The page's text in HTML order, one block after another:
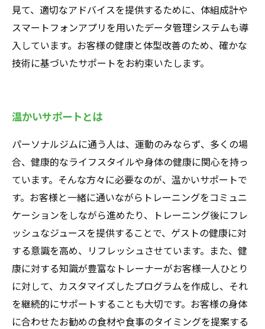
見て、適切なアドバイスを提供するために、体組成計や
スマートフォンアプリを用いたデータ管理システムも導
入しています。お客様の健康と体型改善のため、確かな
技術に基づいたサポートをお約束いたします。
温かいサポートとは
パーソナルジムに通う人は、運動のみならず、多くの場
合、健康的なライフスタイルや身体の健康に関心を持っ
ています。そんな方々に必要なのが、温かいサポートで
す。お客様と一緒に通いながらトレーニングをコミュニ
ケーションをしながら進めたり、トレーニング後にフレ
ッシュなジュースを提供することで、ゲストの健康に対
する意識を高め、リフレッシュさせています。また、健
康に対する知識が豊富なトレーナーがお客様一人ひとり
に対して、カスタマイズしたプログラムを作成し、それ
を継続的にサポートすることも大切です。お客様の身体
に合わせたお勧めの食材や食事のタイミングを提案する